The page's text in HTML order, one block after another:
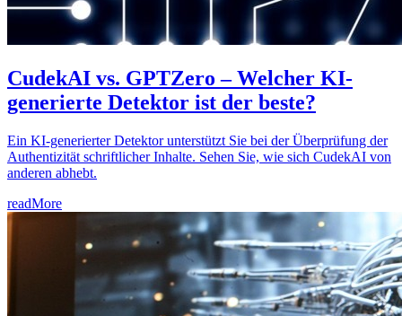
CudekAI vs. GPTZero – Welcher KI-
generierte Detektor ist der beste?
Ein KI-generierter Detektor unterstützt Sie bei der Überprüfung der
Authentizität schriftlicher Inhalte. Sehen Sie, wie sich CudekAI von
anderen abhebt.
readMore